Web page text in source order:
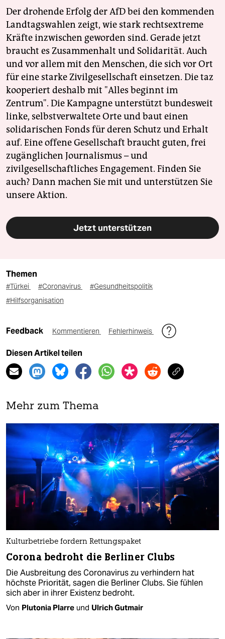
Der drohende Erfolg der AfD bei den kommenden
Landtagswahlen zeigt, wie stark rechtsextreme
Kräfte inzwischen geworden sind. Gerade jetzt
braucht es Zusammenhalt und Solidarität. Auch
und vor allem mit den Menschen, die sich vor Ort
für eine starke Zivilgesellschaft einsetzen. Die taz
kooperiert deshalb mit "Alles beginnt im
Zentrum". Die Kampagne unterstützt bundesweit
linke, selbstverwaltete Orte und baut einen
solidarischen Fonds für deren Schutz und Erhalt
auf. Eine offene Gesellschaft braucht guten, frei
zugänglichen Journalismus – und
zivilgesellschaftliches Engagement. Finden Sie
auch? Dann machen Sie mit und unterstützen Sie
unsere Aktion.
Jetzt unterstützen
Themen
#Türkei #Coronavirus
#Gesundheitspolitik
#Hilfsorganisation
Feedback Kommentieren Fehlerhinweis
Diesen Artikel teilen
Mehr zum Thema
Kulturbetriebe fordern Rettungspaket
Corona bedroht die Berliner Clubs
Die Ausbreitung des Coronavirus zu verhindern hat
höchste Priorität, sagen die Berliner Clubs. Sie fühlen
sich aber in ihrer Existenz bedroht.
Von Plutonia Plarre und Ulrich Gutmair